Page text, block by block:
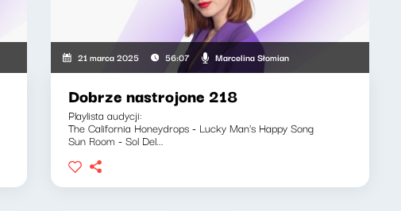
21 marca 2025 56:07 Marcelina Słomian
Dobrze nastrojone 218
Playlista audycji:
The California Honeydrops - Lucky Man's Happy Song
Sun Room - Sol Del...